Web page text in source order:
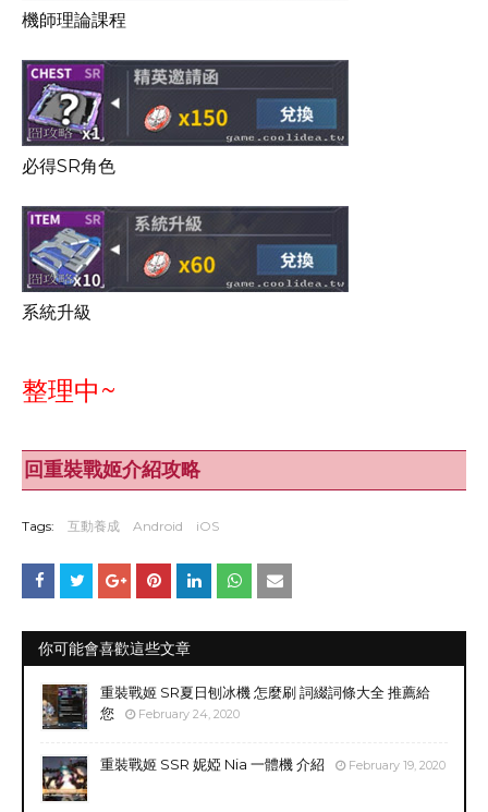
機師理論課程
必得SR角色
系統升級
整理中~
回重裝戰姬介紹攻略
Tags: 互動養成 Android iOS
你可能會喜歡這些文章
重裝戰姬 SR夏日刨冰機 怎麼刷 詞綴詞條大全 推薦給
您
February 24, 2020
重裝戰姬 SSR 妮婭 Nia 一體機 介紹 February 19, 2020